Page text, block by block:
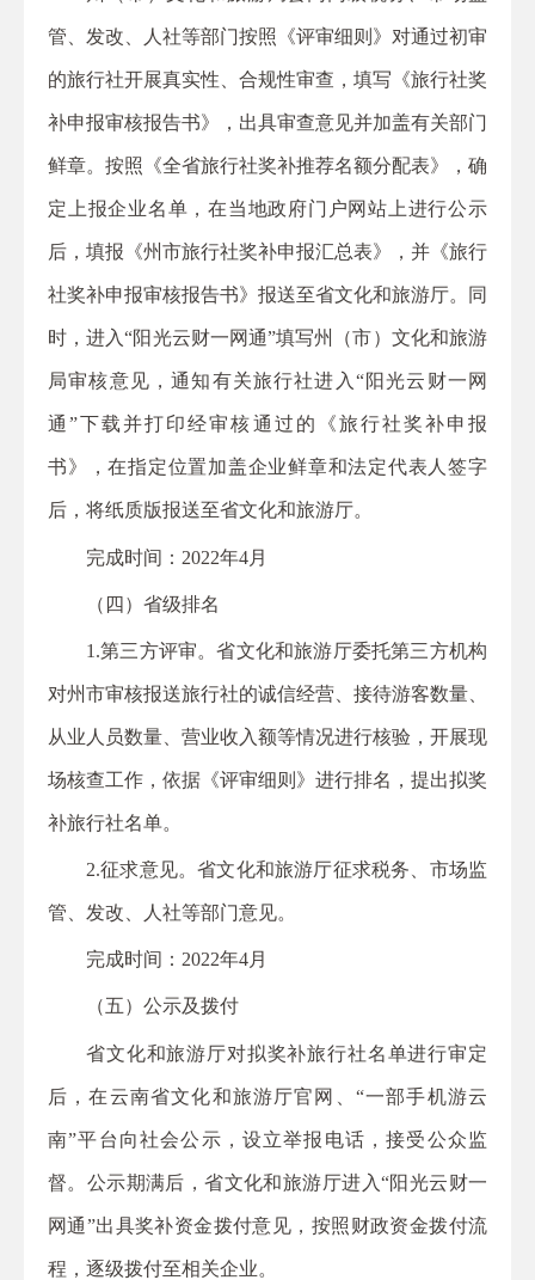
管、发改、人社等部门按照《评审细则》对通过初审
的旅行社开展真实性、合规性审查，填写《旅行社奖
补申报审核报告书》，出具审查意见并加盖有关部门
鲜章。按照《全省旅行社奖补推荐名额分配表》，确
定上报企业名单，在当地政府门户网站上进行公示
后，填报《州市旅行社奖补申报汇总表》，并《旅行
社奖补申报审核报告书》报送至省文化和旅游厅。同
时，进入“阳光云财一网通”填写州（市）文化和旅游
局审核意见，通知有关旅行社进入“阳光云财一网
通”下载并打印经审核通过的《旅行社奖补申报
书》，在指定位置加盖企业鲜章和法定代表人签字
后，将纸质版报送至省文化和旅游厅。
完成时间：2022年4月
（四）省级排名
1.第三方评审。省文化和旅游厅委托第三方机构
对州市审核报送旅行社的诚信经营、接待游客数量、
从业人员数量、营业收入额等情况进行核验，开展现
场核查工作，依据《评审细则》进行排名，提出拟奖
补旅行社名单。
2.征求意见。省文化和旅游厅征求税务、市场监
管、发改、人社等部门意见。
完成时间：2022年4月
（五）公示及拨付
省文化和旅游厅对拟奖补旅行社名单进行审定
后，在云南省文化和旅游厅官网、“一部手机游云
南”平台向社会公示，设立举报电话，接受公众监
督。公示期满后，省文化和旅游厅进入“阳光云财一
网通”出具奖补资金拨付意见，按照财政资金拨付流
程，逐级拨付至相关企业。